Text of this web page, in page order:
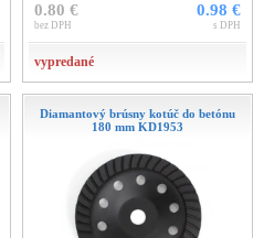
0.80 €
bez DPH
0.98 €
s DPH
vypredané
Diamantový brúsny kotúč do betónu
180 mm KD1953